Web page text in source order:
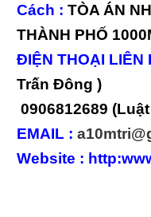
Cách : TÒA ÁN
THÀNH PHỐ
ĐIỆN THOẠI LIÊN
Trấn Đông )
0906812689
EMAIL :
Website : http: